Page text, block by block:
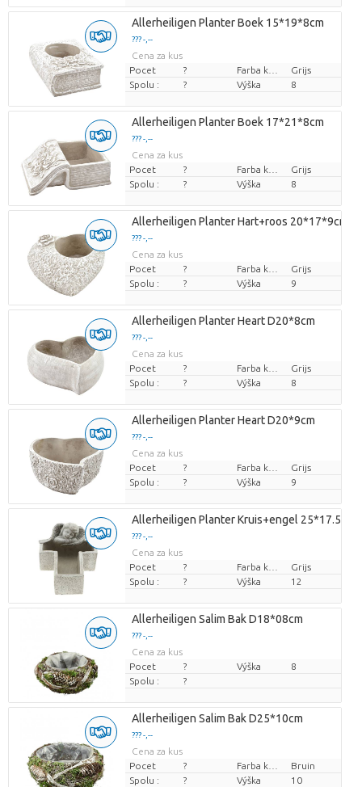
Allerheiligen Planter Boek 15*19*8cm
??? -,--
Cena za kus
Pocet
?
Grijs
Spolu :
? Výška 8
Allerheiligen Planter Boek 17*21*8cm
??? -,--
Cena za kus
Pocet
?
Grijs
Spolu :
? Výška 8
Allerheiligen Planter Hart+roos 20*17*9cm
??? -,--
Cena za kus
Pocet
?
Grijs
Spolu :
? Výška 9
Allerheiligen Planter Heart D20*8cm
??? -,--
Cena za kus
Pocet
?
Grijs
Spolu :
? Výška 8
Allerheiligen Planter Heart D20*9cm
??? -,--
Cena za kus
Pocet
?
Grijs
Spolu :
? Výška 9
Allerheiligen Planter Kruis+engel
??? -,--
Cena za kus
Pocet
?
Grijs
Spolu :
? Výška 12
Allerheiligen Salim Bak D18*08cm
??? -,--
Cena za kus
Pocet
? Výška
8
Spolu :
?
Allerheiligen Salim Bak D25*10cm
??? -,--
Cena za kus
Pocet
?
Bruin
Spolu :
? Výška 10